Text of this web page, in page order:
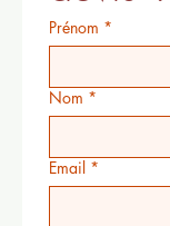
Prénom *
Nom *
Email *